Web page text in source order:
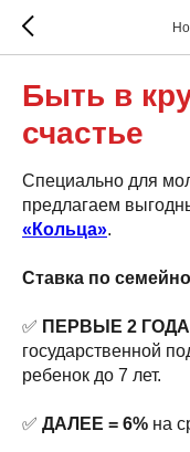
Быть в
счастье
Специально для
предлагаем
«Кольца».
Ставка по
✅ ПЕРВЫЕ 2 ГОДА
государственной
ребенок до 7 лет.
✅ ДАЛЕЕ = 6% на